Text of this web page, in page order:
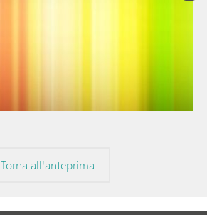
Torna all'anteprima